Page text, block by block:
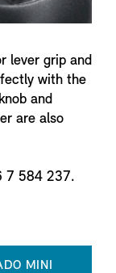
lever grip and
with the
and
are also
7 584 237.
MINI